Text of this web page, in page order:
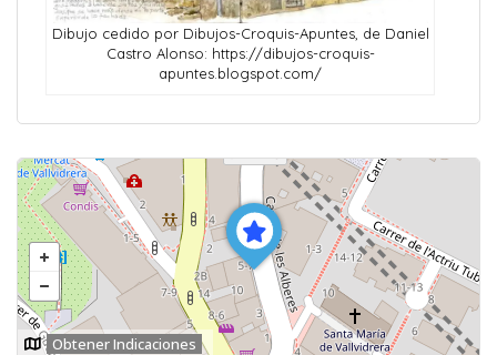
Dibujo cedido por Dibujos-Croquis-Apuntes, de Daniel
Castro Alonso: https://dibujos-croquis-
apuntes.blogspot.com/
Obtener Indicaciones